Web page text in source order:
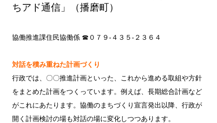
ちアド通信」（播磨町）
協働推進課住民協働係 ☎０７９-４３５-２３６４
対話を積み重ねた計画づくり
行政では、〇〇推進計画といった、これから進める取組や方針
をまとめた計画をつくっています。例えば、長期総合計画など
がこれにあたります。協働のまちづくり宣言発出以降、行政が
開く計画検討の場も対話の場に変化しつつあります。